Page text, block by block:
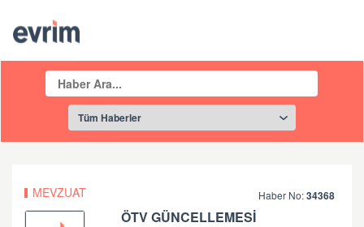
MEVZUAT Haber No:34368
ÖTV GÜNCELLEMESİ